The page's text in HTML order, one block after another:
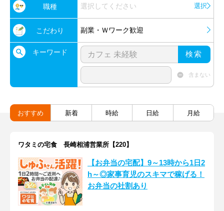
職種 選択してください 選択
こだわり 副業・Ｗワーク歓迎
キーワード 検索
含まない
おすすめ 新着 時給 日給 月給
ワタミの宅食 長崎相浦営業所【220】
【お弁当の宅配】9～13時から1日2
h～◎家事育児のスキマで稼げる！
お弁当の社割あり